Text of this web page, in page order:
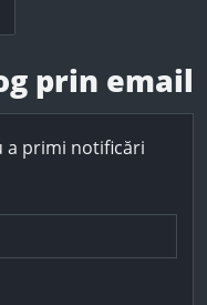
prin email
a primi notificări